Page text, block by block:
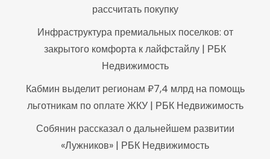
рассчитать покупку
Инфраструктура премиальных поселков: от
закрытого комфорта к лайфстайлу | РБК
Недвижимость
Кабмин выделит регионам ₽7,4 млрд на помощь
льготникам по оплате ЖКУ | РБК Недвижимость
Собянин рассказал о дальнейшем развитии
«Лужников» | РБК Недвижимость